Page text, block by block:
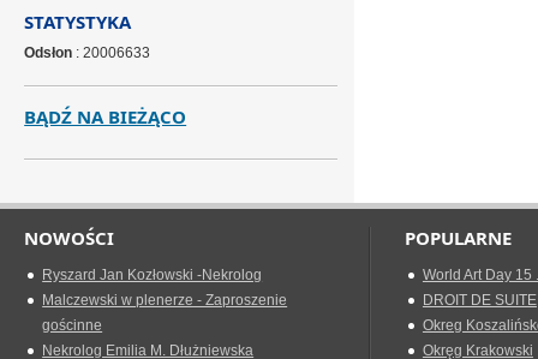
STATYSTYKA
Odsłon : 20006633
BĄDŹ NA BIEŻĄCO
NOWOŚCI
Ryszard Jan Kozłowski -Nekrolog
Malczewski w plenerze - Zaproszenie
gościnne
Nekrolog Emilia M. Dłużniewska
POPULARNE
World Art Day 15
DROIT DE SUITE
Okreg
Okręg Krakowski